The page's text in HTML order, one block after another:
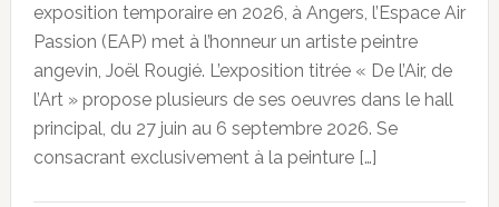
exposition temporaire en 2026, à Angers, l’Espace Air
Passion (EAP) met à l’honneur un artiste peintre
angevin, Joël Rougié. L’exposition titrée « De l’Air, de
l’Art » propose plusieurs de ses oeuvres dans le hall
principal, du 27 juin au 6 septembre 2026. Se
consacrant exclusivement à la peinture […]